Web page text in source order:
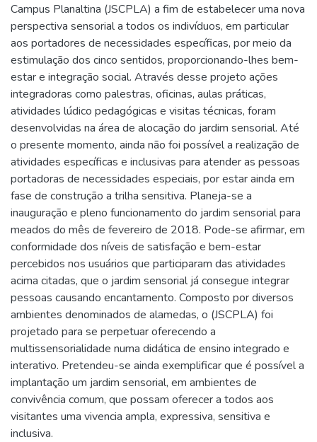
Campus Planaltina (JSCPLA) a fim de estabelecer uma nova
perspectiva sensorial a todos os indivíduos, em particular
aos portadores de necessidades específicas, por meio da
estimulação dos cinco sentidos, proporcionando-lhes bem-
estar e integração social. Através desse projeto ações
integradoras como palestras, oficinas, aulas práticas,
atividades lúdico pedagógicas e visitas técnicas, foram
desenvolvidas na área de alocação do jardim sensorial. Até
o presente momento, ainda não foi possível a realização de
atividades específicas e inclusivas para atender as pessoas
portadoras de necessidades especiais, por estar ainda em
fase de construção a trilha sensitiva. Planeja-se a
inauguração e pleno funcionamento do jardim sensorial para
meados do mês de fevereiro de 2018. Pode-se afirmar, em
conformidade dos níveis de satisfação e bem-estar
percebidos nos usuários que participaram das atividades
acima citadas, que o jardim sensorial já consegue integrar
pessoas causando encantamento. Composto por diversos
ambientes denominados de alamedas, o (JSCPLA) foi
projetado para se perpetuar oferecendo a
multissensorialidade numa didática de ensino integrado e
interativo. Pretendeu-se ainda exemplificar que é possível a
implantação um jardim sensorial, em ambientes de
convivência comum, que possam oferecer a todos aos
visitantes uma vivencia ampla, expressiva, sensitiva e
inclusiva.